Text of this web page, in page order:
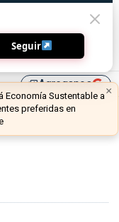
library_addAgreganos
Seguir